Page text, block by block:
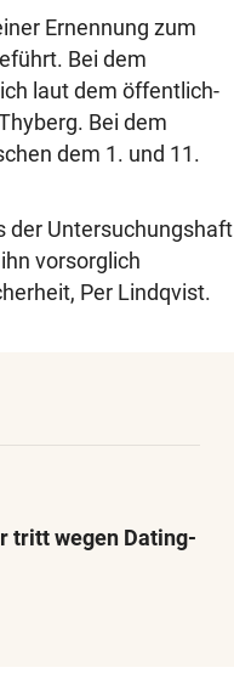
Ernennung zum
Bei dem
laut dem öffentlich-
Bei dem
dem 1. und 11.
der Untersuchungshaft
vorsorglich
Per Lindqvist.
tritt wegen Dating-